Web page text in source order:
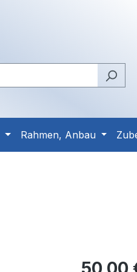
Rahmen, Anbau
Regulärer